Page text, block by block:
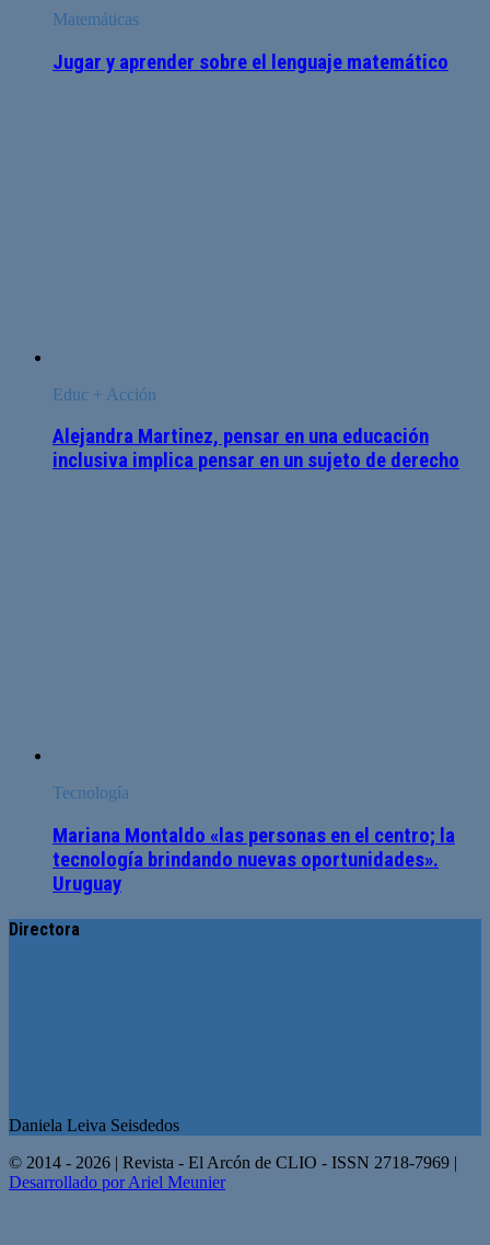
Matemáticas
Jugar y aprender sobre el lenguaje matemático
Educ + Acción
Alejandra Martinez, pensar en una educación
inclusiva implica pensar en un sujeto de derecho
Tecnología
Mariana Montaldo «las personas en el centro; la
tecnología brindando nuevas oportunidades».
Uruguay
Directora
Daniela Leiva Seisdedos
© 2014 - 2026 | Revista - El Arcón de CLIO - ISSN 2718-7969 |
Desarrollado por Ariel Meunier